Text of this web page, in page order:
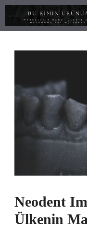
İçeriğe
Neodent
Ülkenin